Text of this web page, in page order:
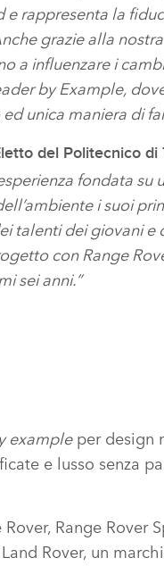
rappresenta la
grazie alla
a influenzare i
by Example,
unica maniera di
del Politecnico di
fondata su
i suoi
talenti dei giovani
con Range
sei anni.”
exampleper design
e lusso senza
Range Rover
Rover, un